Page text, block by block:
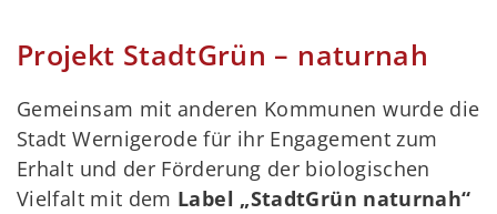
Projekt StadtGrün – naturnah
Gemeinsam mit anderen Kommunen wurde die
Stadt Wernigerode für ihr Engagement zum
Erhalt und der Förderung der biologischen
Vielfalt mit dem Label „StadtGrün naturnah“